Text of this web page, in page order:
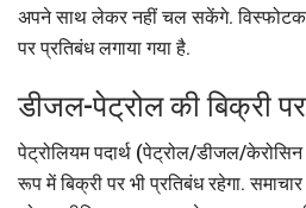
अपने साथ लेकर नहीं चल सकेंगे. विस्फोटक
पर प्रतिबंध लगाया गया है.
डीजल-पेट्रोल की बिक्री
पेट्रोलियम पदार्थ (पेट्रोल/डीजल/
रूप में बिक्री पर भी प्रतिबंध रहेगा.